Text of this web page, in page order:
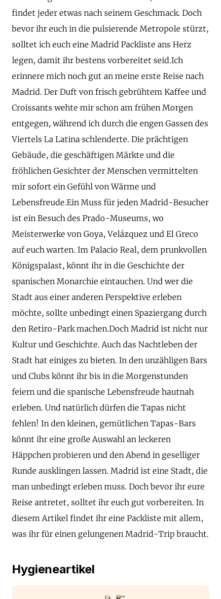
findet jeder etwas nach seinem Geschmack. Doch
bevor ihr euch in die pulsierende Metropole stürzt,
solltet ich euch eine Madrid Packliste ans Herz
legen, damit ihr bestens vorbereitet seid.Ich
erinnere mich noch gut an meine erste Reise nach
Madrid. Der Duft von frisch gebrühtem Kaffee und
Croissants wehte mir schon am frühen Morgen
entgegen, während ich durch die engen Gassen des
Viertels La Latina schlenderte. Die prächtigen
Gebäude, die geschäftigen Märkte und die
fröhlichen Gesichter der Menschen vermittelten
mir sofort ein Gefühl von Wärme und
Lebensfreude.Ein Muss für jeden Madrid-Besucher
ist ein Besuch des Prado-Museums, wo
Meisterwerke von Goya, Velázquez und El Greco
auf euch warten. Im Palacio Real, dem prunkvollen
Königspalast, könnt ihr in die Geschichte der
spanischen Monarchie eintauchen. Und wer die
Stadt aus einer anderen Perspektive erleben
möchte, sollte unbedingt einen Spaziergang durch
den Retiro-Park machen.Doch Madrid ist nicht nur
Kultur und Geschichte. Auch das Nachtleben der
Stadt hat einiges zu bieten. In den unzähligen Bars
und Clubs könnt ihr bis in die Morgenstunden
feiern und die spanische Lebensfreude hautnah
erleben. Und natürlich dürfen die Tapas nicht
fehlen! In den kleinen, gemütlichen Tapas-Bars
könnt ihr eine große Auswahl an leckeren
Häppchen probieren und den Abend in geselliger
Runde ausklingen lassen. Madrid ist eine Stadt, die
man unbedingt erleben muss. Doch bevor ihr eure
Reise antretet, solltet ihr euch gut vorbereiten. In
diesem Artikel findet ihr eine Packliste mit allem,
was ihr für einen gelungenen Madrid-Trip braucht.
Hygieneartikel